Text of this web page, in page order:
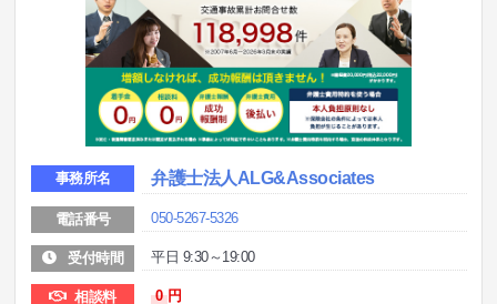
事務所名 弁護士法人ALG&Associates
電話番号 050-5267-5326
受付時間 平日 9:30～19:00
相談料 0 円